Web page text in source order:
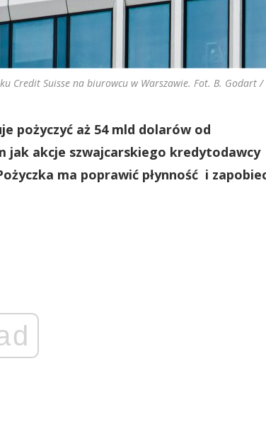
Credit Suisse na biurowcu w Warszawie. Fot. B. Godart
pożyczyć aż 54 mld dolarów od
jak akcje szwajcarskiego kredytodawcy
ma poprawić płynność i